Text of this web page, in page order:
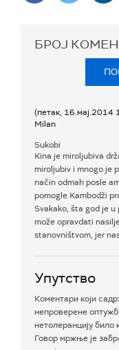
БРОЈ
(петак, 16.мај.2014
Milan
Sukobi
Kina je miroljubiva
miroljubiv i mnogo je
način odmah posle
pomogle Kambodži
Svakako, šta god je
može opravdati
stanovništvom, jer
Упутство
Коментари који
непроверене
нетолеранцију било
Говор мржње је